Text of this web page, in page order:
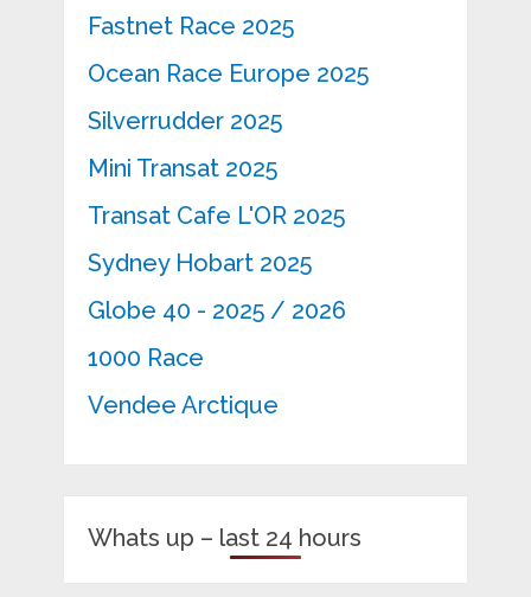
Fastnet Race 2025
Ocean Race Europe 2025
Silverrudder 2025
Mini Transat 2025
Transat Cafe L'OR 2025
Sydney Hobart 2025
Globe 40 - 2025 / 2026
1000 Race
Vendee Arctique
Whats up – last 24 hours